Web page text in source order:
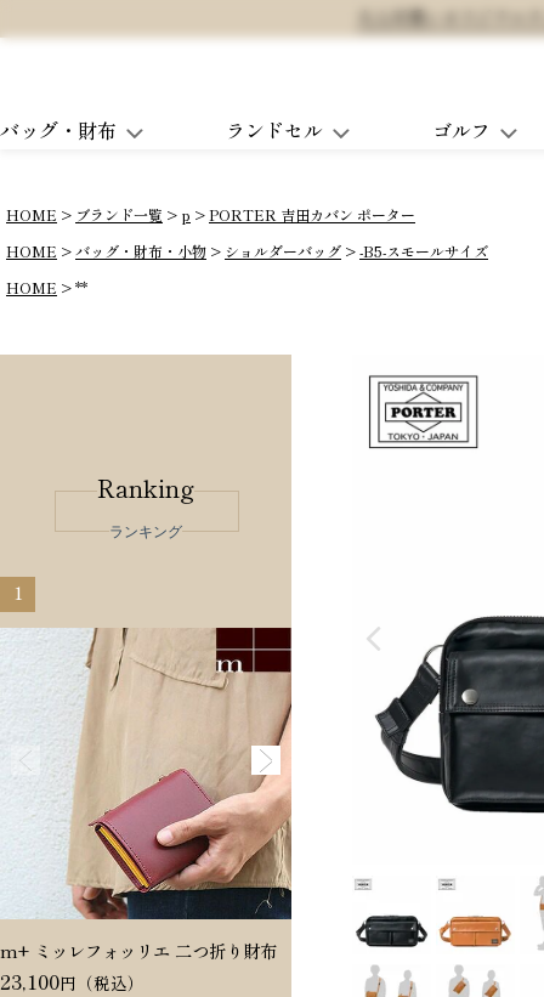
大人可愛いオリジナ
バッグ・財布 ランドセル ゴルフ
HOME ブランド一覧 p
PORTER 吉田カバン ポーター
HOME
バッグ・財布・小物 ショルダーバッグ
-B5-スモールサイズ
HOME
**
Ranking
ランキング
1
m+ ミッレフォッリエ 二つ折り財布
23,100
Dakota ヴィタミーナ 二つ折
20,350